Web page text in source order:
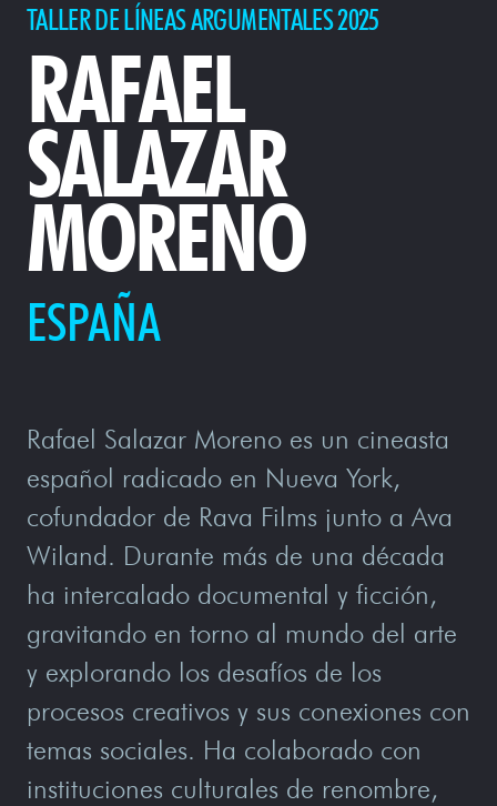
TALLER DE LÍNEAS ARGUMENTALES 2025
RAFAEL
SALAZAR
MORENO
ESPAÑA
Rafael Salazar Moreno es un cineasta
español radicado en Nueva York,
cofundador de Rava Films junto a Ava
Wiland. Durante más de una década
ha intercalado documental y ficción,
gravitando en torno al mundo del arte
y explorando los desafíos de los
procesos creativos y sus conexiones con
temas sociales. Ha colaborado con
instituciones culturales de renombre,